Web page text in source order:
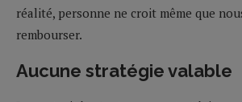
réalité, personne ne croit même que
rembourser.
Aucune stratégie valable